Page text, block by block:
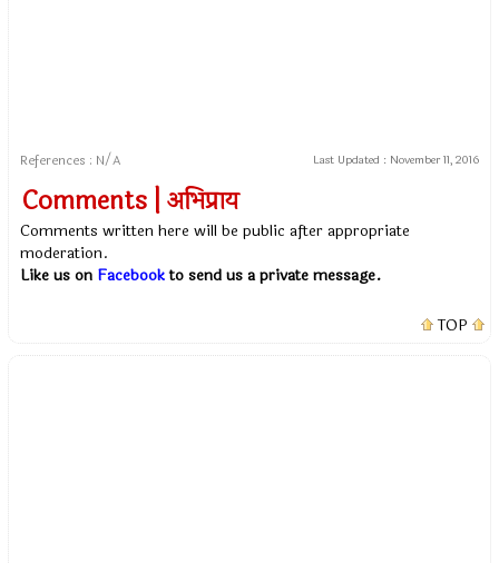
References : N/A Last Updated : November 11, 2016
Comments | अभिप्राय
Comments written here will be public after appropriate
moderation.
Like us on Facebookto send us a private message.
TOP